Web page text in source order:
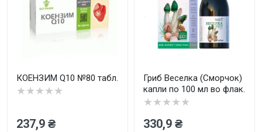
КОЕНЗИМ Q10 №80 табл.
★★★★★
237,9 ₴
Гриб Веселка (Сморчок)
капли по 100 мл во флак.
★★★★★
330,9 ₴